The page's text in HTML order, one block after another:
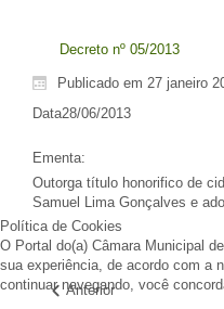
Decreto nº 05/2013
Publicado em 27 janeiro
Data28/06/2013
Ementa:
Outorga título honorifico de
Samuel Lima Gonçalves e
Anterior
Política de Cookies
O Portal do(a) Câmara Municipal
sua experiência, de acordo com a
continuar navegando, você